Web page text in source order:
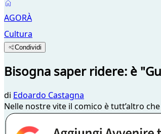
AGORÀ
Cultura
Condividi
Bisogna saper ridere: è
di Edoardo Castagna
Nelle nostre vite il comico è tutt’altro